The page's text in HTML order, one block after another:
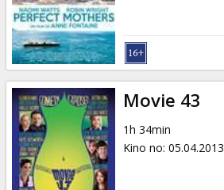
Movie 43
1h 34min
Kino no: 05.04.2013